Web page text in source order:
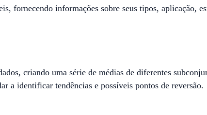
fornecendo informações sobre seus tipos, aplicação,
criando uma série de médias de diferentes
a identificar tendências e possíveis pontos de reversão.